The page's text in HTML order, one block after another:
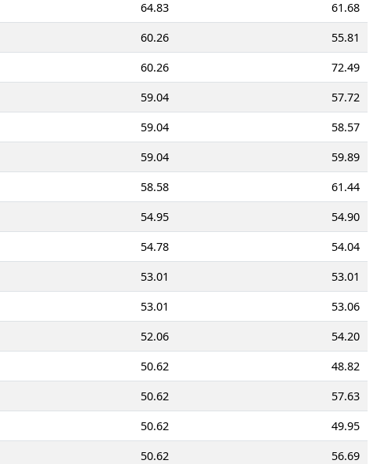
64.83
61.68
60.26
55.81
60.26
72.49
59.04
57.72
59.04
58.57
59.04
59.89
58.58
61.44
54.95
54.90
54.78
54.04
53.01
53.01
53.01
53.06
52.06
54.20
50.62
48.82
50.62
57.63
50.62
49.95
50.62
56.69